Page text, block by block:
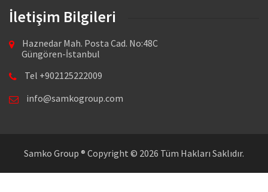
İletişim Bilgileri
Haznedar Mah. Posta Cad. No:48C
Güngören-İstanbul
Tel +902125222009
info@samkogroup.com
Samko Group ® Copyright © 2026 Tüm Hakları Saklıdır.